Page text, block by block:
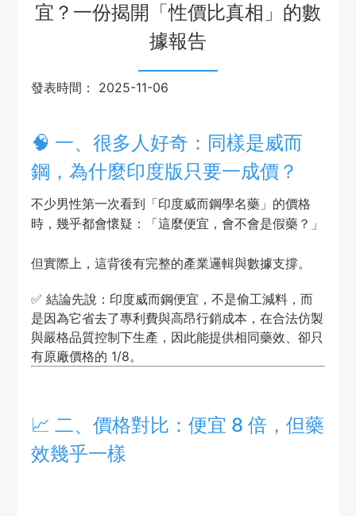
宜？一份揭開「性價比真相」的數
據報告
發表時間： 2025-11-06
🧠 一、很多人好奇：同樣是威而
鋼，為什麼印度版只要一成價？
不少男性第一次看到「印度威而鋼學名藥」的價格
時，幾乎都會懷疑：「這麼便宜，會不會是假藥？」
但實際上，這背後有完整的產業邏輯與數據支撐。
✅ 結論先說：印度威而鋼便宜，不是偷工減料，而
是因為它省去了專利費與高昂行銷成本，在合法仿製
與嚴格品質控制下生產，因此能提供相同藥效、卻只
有原廠價格的 1/8。
📈 二、價格對比：便宜 8 倍，但藥
效幾乎一樣